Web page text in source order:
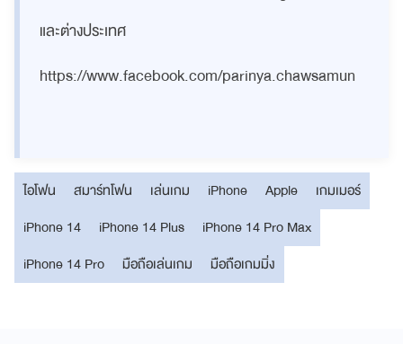
และต่างประเทศ
https://www.facebook.com/parinya.chawsamun
ไอโฟน สมาร์ทโฟน เล่นเกม iPhone Apple
เกมเมอร์
iPhone 14
iPhone 14 Plus
iPhone 14 Pro Max
iPhone 14 Pro
มือถือเล่นเกม มือถือเกมมิ่ง